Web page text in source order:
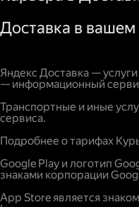
Доставка в вашем
Яндекс Доставка —
— информационный
Транспортные и иные
сервиса.
Подробнее о тарифах
Google Play и логотип
знаками корпорации
App Store является